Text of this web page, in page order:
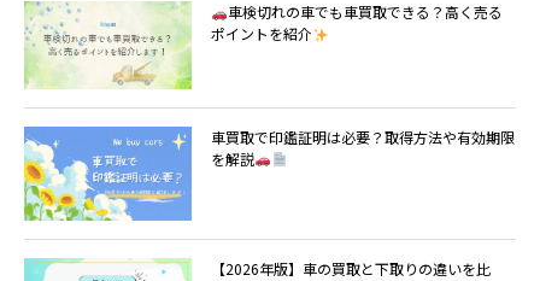
車検切れの車でも車買取できる？高く売る
ポイントを紹介
車買取で印鑑証明は必要？取得方法や有効期限
を解説
【2026年版】車の買取と下取りの違いを比